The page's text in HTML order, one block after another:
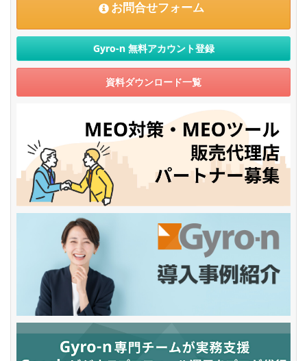
お問合せフォーム
Gyro-n無料アカウント登録
資料ダウンロード一覧